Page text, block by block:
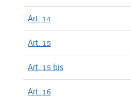
Art. 14
Art. 15
Art. 15 bis
Art. 16